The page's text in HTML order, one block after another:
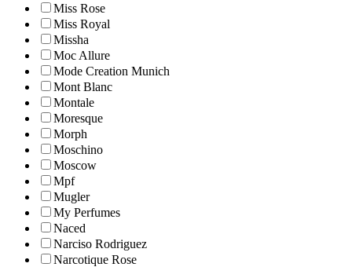
Miss Rose
Miss Royal
Missha
Moc Allure
Mode Creation Munich
Mont Blanc
Montale
Moresque
Morph
Moschino
Moscow
Mpf
Mugler
My Perfumes
Naced
Narciso Rodriguez
Narcotique Rose